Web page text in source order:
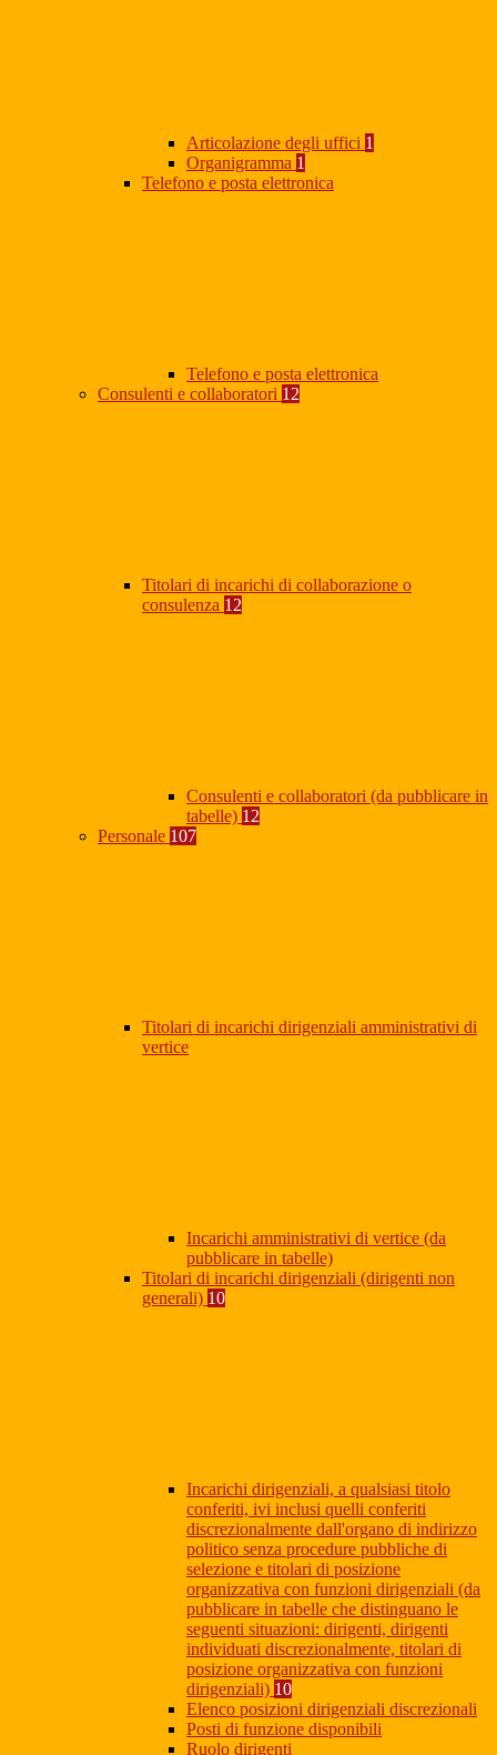
Articolazione degli uffici 1
Organigramma 1
Telefono e posta elettronica
Telefono e posta elettronica
Consulenti e collaboratori 12
Titolari di incarichi di collaborazione o
consulenza 12
Consulenti e collaboratori (da pubblicare in
tabelle) 12
Personale 107
Titolari di incarichi dirigenziali amministrativi di
vertice
Incarichi amministrativi di vertice (da
pubblicare in tabelle)
Titolari di incarichi dirigenziali (dirigenti non
generali) 10
Incarichi dirigenziali, a qualsiasi titolo
conferiti, ivi inclusi quelli conferiti
discrezionalmente dall'organo di indirizzo
politico senza procedure pubbliche di
selezione e titolari di posizione
organizzativa con funzioni dirigenziali (da
pubblicare in tabelle che distinguano le
seguenti situazioni: dirigenti, dirigenti
individuati discrezionalmente, titolari di
posizione organizzativa con funzioni
dirigenziali) 10
Elenco posizioni dirigenziali discrezionali
Posti di funzione disponibili
Ruolo dirigenti